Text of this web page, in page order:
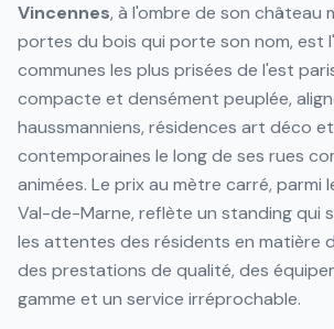
Vincennes, à l'ombre de son château
portes du bois qui porte son nom, est
communes les plus prisées de l'est
compacte et densément peuplée,
haussmanniens, résidences art déco
contemporaines le long de ses rues
animées. Le prix au mètre carré, parmi
Val-de-Marne, reflète un standing qui
les attentes des résidents en matière
des prestations de qualité, des
gamme et un service irréprochable.